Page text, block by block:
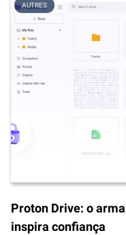
AUTRES
Proton Drive: o
inspira confiança